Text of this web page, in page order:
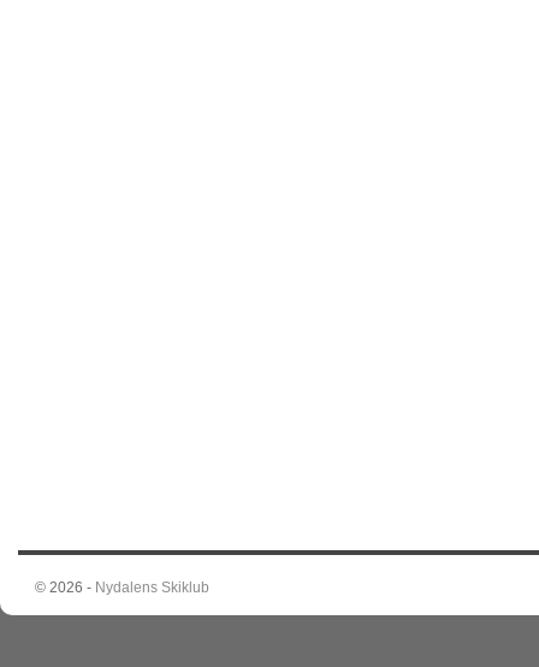
© 2026 - Nydalens Skiklub